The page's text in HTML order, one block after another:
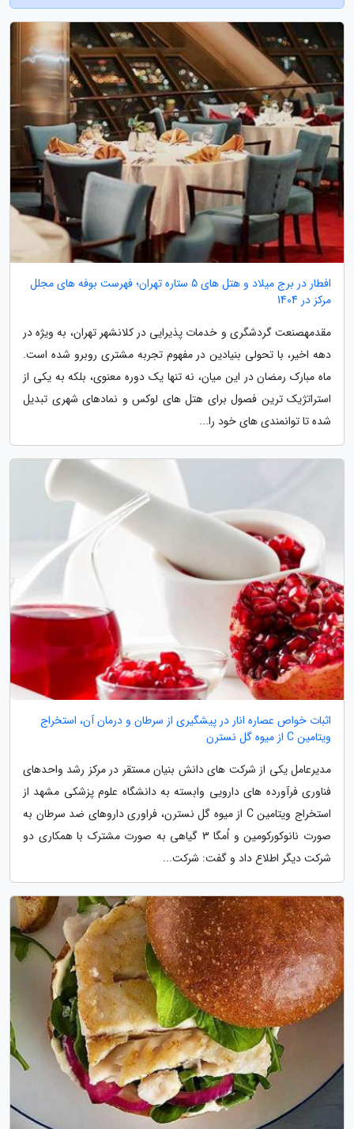
افطار در برج میلاد و هتل های 5 ستاره تهران؛ فهرست بوفه های مجلل
مرکز در 1404
مقدمهصنعت گردشگری و خدمات پذیرایی در کلانشهر تهران، به ویژه در
دهه اخیر، با تحولی بنیادین در مفهوم تجربه مشتری روبرو شده است.
ماه مبارک رمضان در این میان، نه تنها یک دوره معنوی، بلکه به یکی از
استراتژیک ترین فصول برای هتل های لوکس و نمادهای شهری تبدیل
شده تا توانمندی های خود را...
اثبات خواص عصاره انار در پیشگیری از سرطان و درمان آن، استخراج
ویتامین C از میوه گل نسترن
مدیرعامل یکی از شرکت های دانش بنیان مستقر در مرکز رشد واحدهای
فناوری فرآورده های دارویی وابسته به دانشگاه علوم پزشکی مشهد از
استخراج ویتامین C از میوه گل نسترن، فراوری داروهای ضد سرطان به
صورت نانوکورکومین و اُمگا 3 گیاهی به صورت مشترک با همکاری دو
شرکت دیگر اطلاع داد و گفت: شرکت...